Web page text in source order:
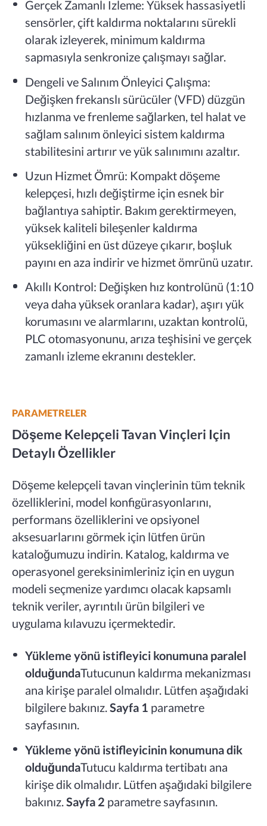
Gerçek Zamanlı İzleme: Yüksek hassasiyetli
sensörler, çift kaldırma noktalarını sürekli
olarak izleyerek, minimum kaldırma
sapmasıyla senkronize çalışmayı sağlar.
Dengeli ve Salınım Önleyici Çalışma:
Değişken frekanslı sürücüler (VFD) düzgün
hızlanma ve frenleme sağlarken, tel halat ve
sağlam salınım önleyici sistem kaldırma
stabilitesini artırır ve yük salınımını azaltır.
Uzun Hizmet Ömrü: Kompakt döşeme
kelepçesi, hızlı değiştirme için esnek bir
bağlantıya sahiptir. Bakım gerektirmeyen,
yüksek kaliteli bileşenler kaldırma
yüksekliğini en üst düzeye çıkarır, boşluk
payını en aza indirir ve hizmet ömrünü uzatır.
Akıllı Kontrol: Değişken hız kontrolünü (1:10
veya daha yüksek oranlara kadar), aşırı yük
korumasını ve alarmlarını, uzaktan kontrolü,
PLC otomasyonunu, arıza teşhisini ve gerçek
zamanlı izleme ekranını destekler.
PARAMETRELER
Döşeme Kelepçeli Tavan Vinçleri Için
Detaylı Özellikler
Döşeme kelepçeli tavan vinçlerinin tüm teknik
özelliklerini, model konfigürasyonlarını,
performans özelliklerini ve opsiyonel
aksesuarlarını görmek için lütfen ürün
kataloğumuzu indirin. Katalog, kaldırma ve
operasyonel gereksinimleriniz için en uygun
modeli seçmenize yardımcı olacak kapsamlı
teknik veriler, ayrıntılı ürün bilgileri ve
uygulama kılavuzu içermektedir.
Yükleme yönü istifleyici konumuna paralel
olduğundaTutucunun kaldırma mekanizması
ana kirişe paralel olmalıdır. Lütfen aşağıdaki
bilgilere bakınız.Sayfa 1 parametre
sayfasının.
Yükleme yönü istifleyicinin konumuna dik
olduğundaTutucu kaldırma tertibatı ana
kirişe dik olmalıdır. Lütfen aşağıdaki bilgilere
bakınız.Sayfa 2 parametre sayfasının.